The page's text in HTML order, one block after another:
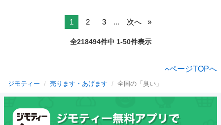
1 2 3 ... 次へ
全218494件中 1-50件表示
ページTOPへ
ジモティー 売ります・あげます 全国の「臭い」